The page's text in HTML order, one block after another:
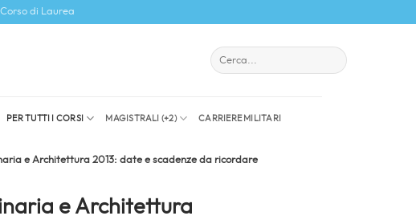
di Laurea
PER TUTTI I CORSI MAGISTRALI (+2) CARRIERE MILITARI
e Architettura 2013: date e scadenze da ricordare
e Architettura